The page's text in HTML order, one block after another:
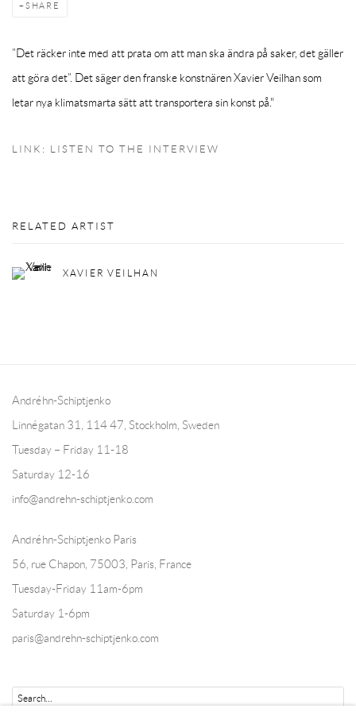
SHARE
”Det räcker inte med att prata om att man ska ändra på saker, det gäller
att göra det”. Det säger den franske konstnären Xavier Veilhan som
letar nya klimatsmarta sätt att transportera sin konst på."
LINK: LISTEN TO THE INTERVIEW
RELATED ARTIST
XAVIER VEILHAN
Andréhn-Schiptjenko
Linnégatan 31, 114 47, Stockholm, Sweden
Tuesday – Friday 11-18
Saturday 12-16
info@andrehn-schiptjenko.com
Andréhn-Schiptjenko Paris
56, rue Chapon, 75003, Paris, France
Tuesday-Friday 11am-6pm
Saturday 1-6pm
paris@andrehn-schiptjenko.com